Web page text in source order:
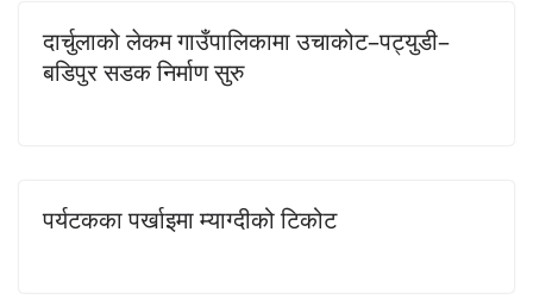
दार्चुलाको लेकम गाउँपालिकामा उचाकोट–पट्युडी–
बडिपुर सडक निर्माण सुरु
पर्यटकका पर्खाइमा म्याग्दीको टिकोट